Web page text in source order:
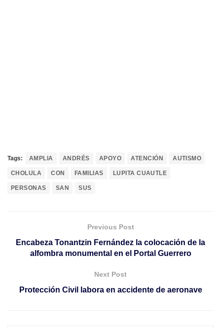
Tags: AMPLIA ANDRÉS APOYO ATENCIÓN AUTISMO
CHOLULA CON FAMILIAS LUPITA CUAUTLE
PERSONAS SAN SUS
Previous Post
Encabeza Tonantzin Fernández la colocación de la
alfombra monumental en el Portal Guerrero
Next Post
Protección Civil labora en accidente de aeronave